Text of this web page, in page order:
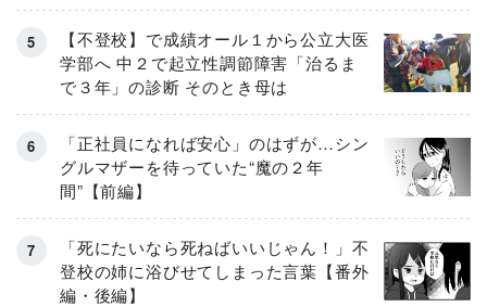
【不登校】で成績オール１から公立大医
学部へ 中２で起立性調節障害「治るま
で３年」の診断 そのとき母は
「正社員になれば安心」のはずが…シン
グルマザーを待っていた“魔の２年
間”【前編】
「死にたいなら死ねばいいじゃん！」不
登校の姉に浴びせてしまった言葉【番外
編・後編】